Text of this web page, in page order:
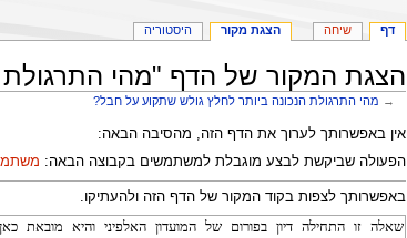
הצגת המקור של הדף "מהי
→ מהי התרגולת הנכונה ביותר לחלץ גולש שתקוע על חבל?
קפיצה
לניווט
קפיצה
לחיפוש
אין באפשרותך לערוך את הדף הזה, מהסיבה הבאה:
הפעולה שביקשת לבצע מוגבלת למשתמשים בקבוצה הבאה:
באפשרותך לצפות בקוד המקור של הדף הזה ולהעתיקו.
דף שיחה הצגת מקור היסטוריה